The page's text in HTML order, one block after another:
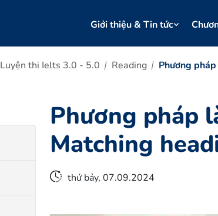
Giới thiệu & Tin tức
Luyện thi Ielts 3.0 - 5.0 Reading Phương
Phương pháp
Matching
thứ bảy, 07.09.2024